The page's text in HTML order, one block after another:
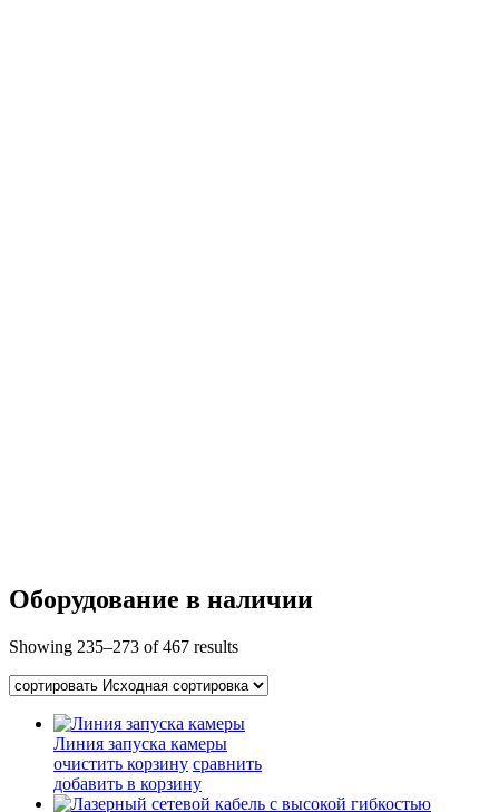
Оборудование в наличии
Showing 235–273 of467 results
Линия запуска камеры
очистить корзину сравнить
добавить в корзину